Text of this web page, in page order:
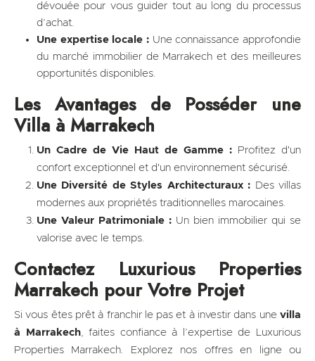
dévouée pour vous guider tout au long du processus
d’achat.
Une expertise locale : Une connaissance approfondie
du marché immobilier de Marrakech et des meilleures
opportunités disponibles.
Les Avantages de Posséder une
Villa à Marrakech
Un Cadre de Vie Haut de Gamme : Profitez d'un
confort exceptionnel et d'un environnement sécurisé.
Une Diversité de Styles Architecturaux : Des villas
modernes aux propriétés traditionnelles marocaines.
Une Valeur Patrimoniale : Un bien immobilier qui se
valorise avec le temps.
Contactez Luxurious Properties
Marrakech pour Votre Projet
Si vous êtes prêt à franchir le pas et à investir dans une villa
à Marrakech, faites confiance à l’expertise de Luxurious
Properties Marrakech. Explorez nos offres en ligne ou